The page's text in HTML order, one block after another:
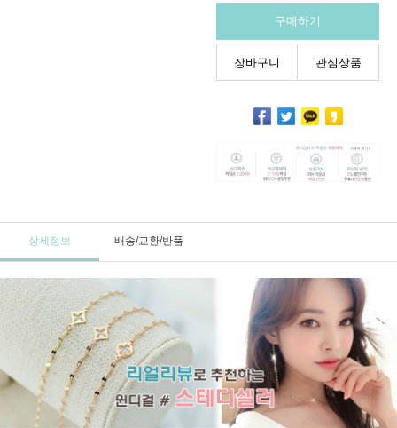
구매하기
장바구니 관심상품
상세정보 배송/교환/반품